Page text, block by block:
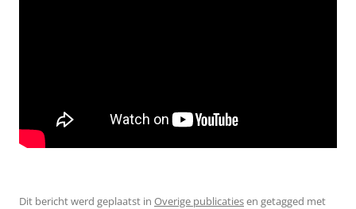
Dit bericht werd geplaatst in Overige publicatiesen getagged met